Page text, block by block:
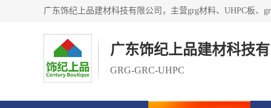
广东饰纪上品建材科技
GRG-GRC-UHPC